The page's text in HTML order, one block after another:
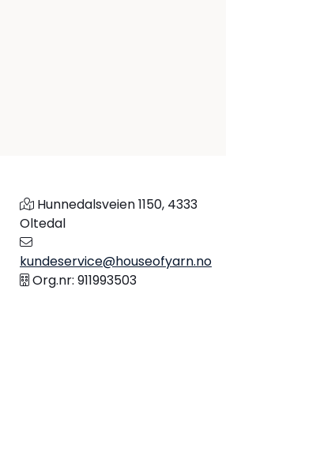
Hunnedalsveien 1150, 4333
Oltedal
kundeservice@houseofyarn.no
Org.nr: 911993503